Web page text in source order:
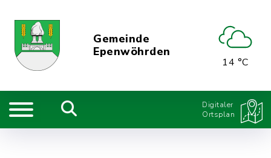
Gemeinde
Epenwöhrden
14 °C
Digitaler
Ortsplan